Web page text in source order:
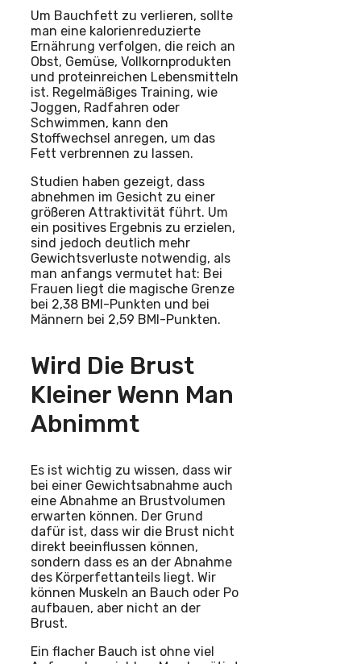
Um Bauchfett zu verlieren, sollte
man eine kalorienreduzierte
Ernährung verfolgen, die reich an
Obst, Gemüse, Vollkornprodukten
und proteinreichen Lebensmitteln
ist. Regelmäßiges Training, wie
Joggen, Radfahren oder
Schwimmen, kann den
Stoffwechsel anregen, um das
Fett verbrennen zu lassen.
Studien haben gezeigt, dass
abnehmen im Gesicht zu einer
größeren Attraktivität führt. Um
ein positives Ergebnis zu erzielen,
sind jedoch deutlich mehr
Gewichtsverluste notwendig, als
man anfangs vermutet hat: Bei
Frauen liegt die magische Grenze
bei 2,38 BMI-Punkten und bei
Männern bei 2,59 BMI-Punkten.
Wird Die Brust
Kleiner Wenn Man
Abnimmt
Es ist wichtig zu wissen, dass wir
bei einer Gewichtsabnahme auch
eine Abnahme an Brustvolumen
erwarten können. Der Grund
dafür ist, dass wir die Brust nicht
direkt beeinflussen können,
sondern dass es an der Abnahme
des Körperfettanteils liegt. Wir
können Muskeln an Bauch oder Po
aufbauen, aber nicht an der
Brust.
Ein flacher Bauch ist ohne viel